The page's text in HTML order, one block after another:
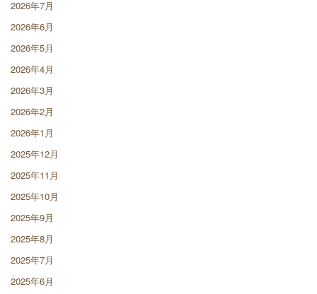
2026年7月
2026年6月
2026年5月
2026年4月
2026年3月
2026年2月
2026年1月
2025年12月
2025年11月
2025年10月
2025年9月
2025年8月
2025年7月
2025年6月